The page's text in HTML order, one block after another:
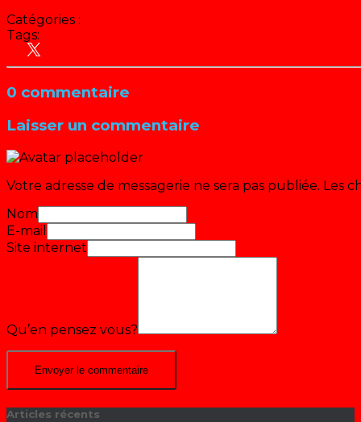
Catégories :
Tags:
0 commentaire
Laisser un commentaire
Votre adresse de messagerie ne sera pas publiée. Les
Nom
E-mail
Site internet
Qu’en pensez vous?
Articles récents